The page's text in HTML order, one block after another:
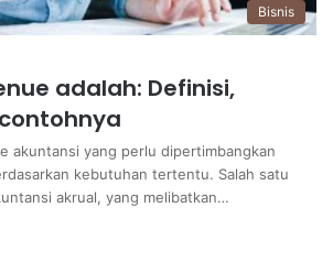
Bisnis
adalah: Definisi,
akuntansi yang perlu dipertimbangkan
kebutuhan tertentu. Salah satu
akrual, yang melibatkan…